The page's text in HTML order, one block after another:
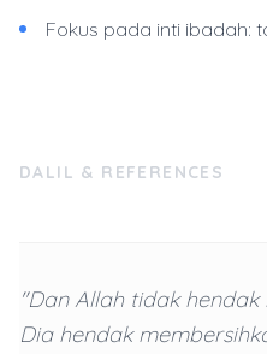
Fokus pada inti ibadah:
DALIL & REFERENCES
"Dan Allah tidak
Dia hendak